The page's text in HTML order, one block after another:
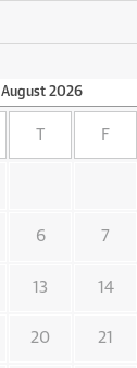
August 2026
F
6 7
13 14
20 21